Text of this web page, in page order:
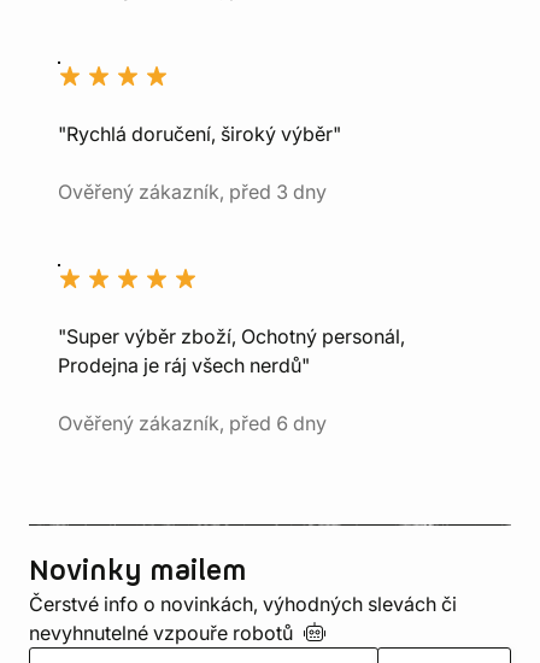
"Rychlá doručení, široký výběr"
Ověřený zákazník, před 3 dny
"Super výběr zboží, Ochotný personál,
Prodejna je ráj všech nerdů"
Ověřený zákazník, před 6 dny
Novinky mailem
Čerstvé info o novinkách, výhodných slevách či
nevyhnutelné vzpouře robotů